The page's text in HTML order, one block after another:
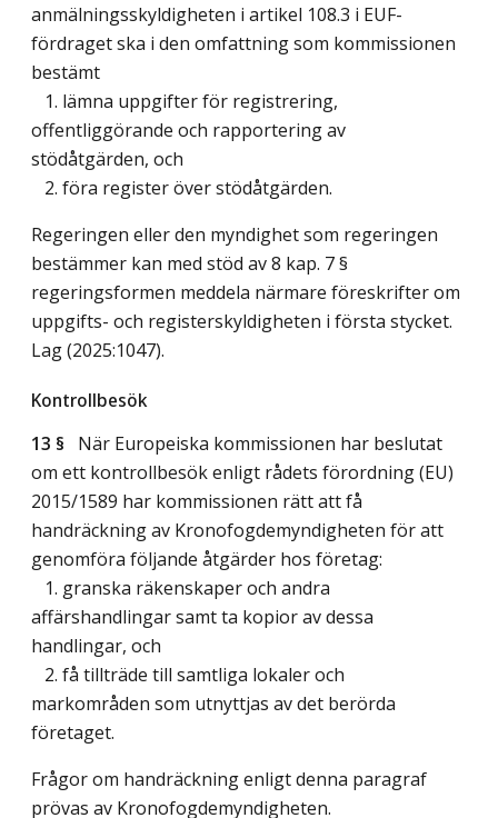
anmälningsskyldigheten i artikel 108.3 i EUF-
fördraget ska i den omfattning som kommissionen
bestämt
1. lämna uppgifter för registrering,
offentliggörande och rapportering av
stödåtgärden, och
2. föra register över stödåtgärden.
Regeringen eller den myndighet som regeringen
bestämmer kan med stöd av 8 kap. 7 §
regeringsformen meddela närmare föreskrifter om
uppgifts- och registerskyldigheten i första stycket.
Lag (2025:1047).
Kontrollbesök
13 § När Europeiska kommissionen har beslutat
om ett kontrollbesök enligt rådets förordning (EU)
2015/1589 har kommissionen rätt att få
handräckning av Kronofogdemyndigheten för att
genomföra följande åtgärder hos företag:
1. granska räkenskaper och andra
affärshandlingar samt ta kopior av dessa
handlingar, och
2. få tillträde till samtliga lokaler och
markområden som utnyttjas av det berörda
företaget.
Frågor om handräckning enligt denna paragraf
prövas av Kronofogdemyndigheten.